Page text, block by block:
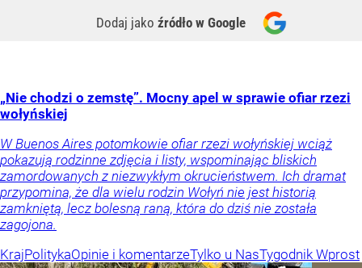
Dodaj jako źródło w Google
„Nie chodzi o zemstę”. Mocny apel w sprawie ofiar rzezi
wołyńskiej
W Buenos Aires potomkowie ofiar rzezi wołyńskiej wciąż
pokazują rodzinne zdjęcia i listy, wspominając bliskich
zamordowanych z niezwykłym okrucieństwem. Ich dramat
przypomina, że dla wielu rodzin Wołyń nie jest historią
zamkniętą, lecz bolesną raną, która do dziś nie została
zagojona.
KrajPolitykaOpinie i komentarzeTylko u NasTygodnik Wprost